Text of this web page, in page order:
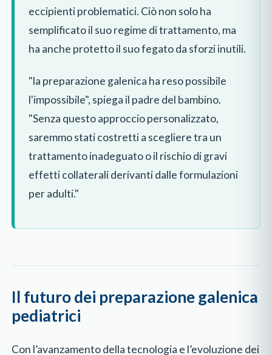
eccipienti problematici. Ciò non solo ha
semplificato il suo regime di trattamento, ma
ha anche protetto il suo fegato da sforzi inutili.
"la preparazione galenica ha reso possibile
l'impossibile", spiega il padre del bambino.
"Senza questo approccio personalizzato,
saremmo stati costretti a scegliere tra un
trattamento inadeguato o il rischio di gravi
effetti collaterali derivanti dalle formulazioni
per adulti."
Il futuro dei preparazione galenica
pediatrici
Con l’avanzamento della tecnologia e l’evoluzione dei